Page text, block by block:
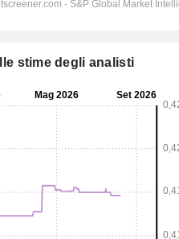
stime degli analisti